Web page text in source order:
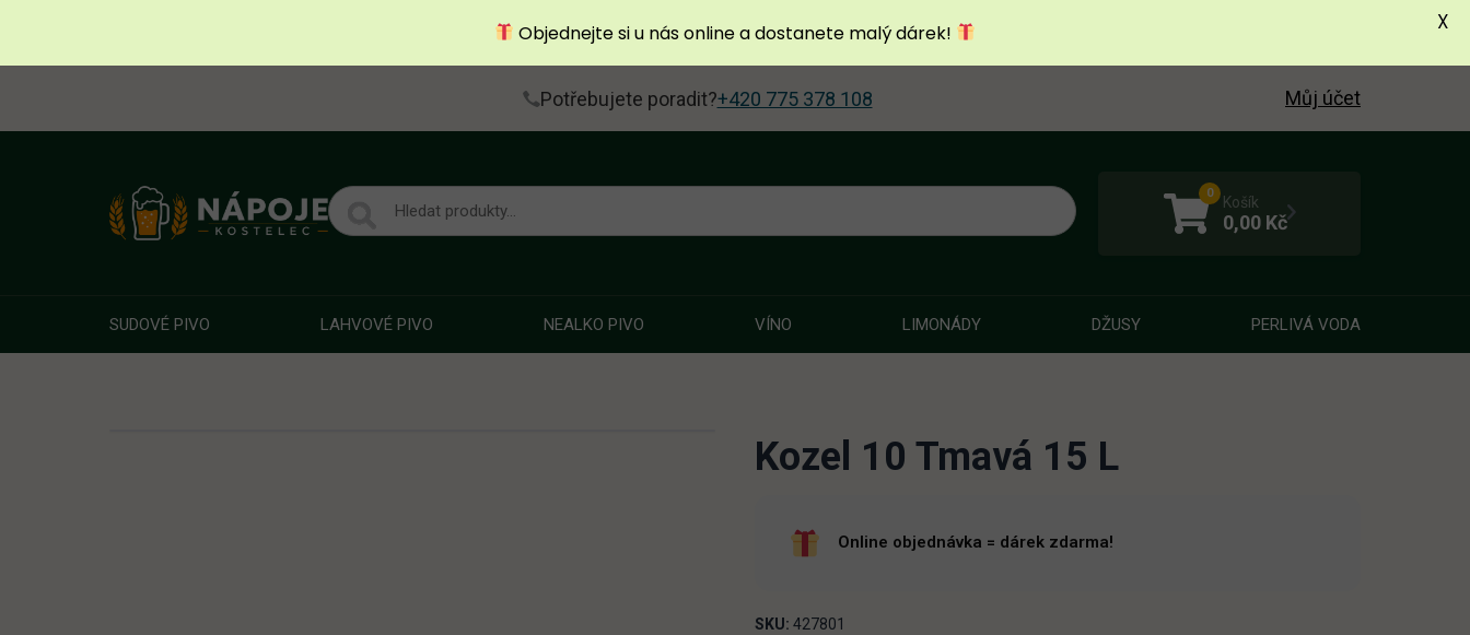
Potřebujete poradit?+420 775 378 108 Můj účet
0 Košík
0,00 Kč
SUDOVÉ PIVO LAHVOVÉ PIVO NEALKO PIVO VÍNO LIMONÁDY DŽUSY PERLIVÁ VODA
Kozel 10 Tmavá 15 L
Online objednávka = dárek zdarma!
SKU: 427801
Objednejte si u nás online a dostanete malý dárek! X